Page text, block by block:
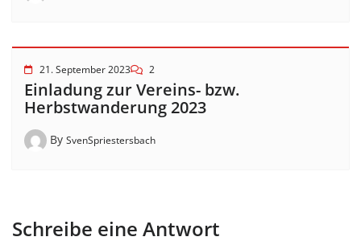
21. September 2023 2
Einladung zur Vereins- bzw.
Herbstwanderung 2023
By SvenSpriestersbach
Schreibe eine Antwort